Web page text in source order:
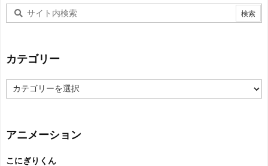
カテゴリー
テ
ー
アニメーション
こにぎりくん